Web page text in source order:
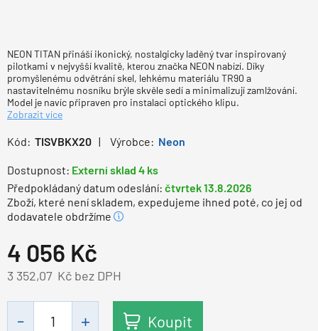
NEON TITAN přináší ikonický, nostalgicky laděný tvar inspirovaný
pilotkami v nejvyšší kvalitě, kterou značka NEON nabízí. Díky
promyšlenému odvětrání skel, lehkému materiálu TR90 a
nastavitelnému nosníku brýle skvěle sedí a minimalizují zamlžování.
Model je navíc připraven pro instalaci optického klipu.
Zobrazit více
Kód: TISVBKX20 Výrobce: Neon
Dostupnost: Externí sklad 4 ks
Předpokládaný datum odeslání: čtvrtek 13.8.2026
Zboží, které není skladem, expedujeme ihned poté, co jej od
dodavatele obdržíme
4 056 Kč
Kč bez DPH
3 352,07
Koupit